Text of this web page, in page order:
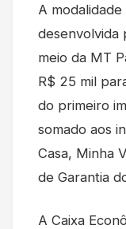
A
desenvolvida
meio da MT
R$ 25 mil
do primeiro
somado aos
Casa, Minha
de Garantia
A Caixa